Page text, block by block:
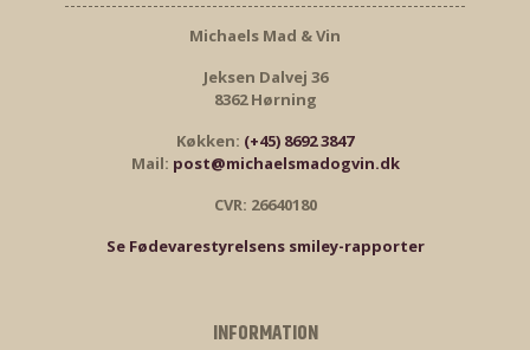
Michaels Mad & Vin
Jeksen Dalvej 36
8362 Hørning
Køkken: (+45) 8692 3847
Mail: post@michaelsmadogvin.dk
CVR: 26640180
Se Fødevarestyrelsens smiley-rapporter
INFORMATION